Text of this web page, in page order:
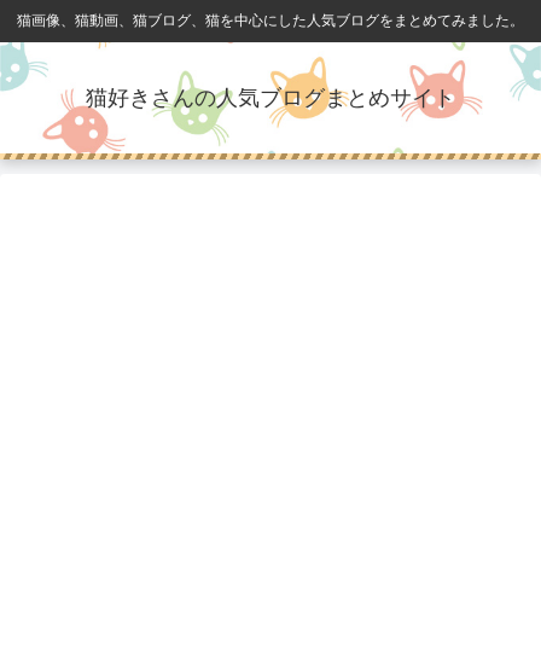
猫画像、猫動画、猫ブログ、猫を中心にした人気ブログをまとめてみました。
猫好きさんの人気ブログまとめサイト